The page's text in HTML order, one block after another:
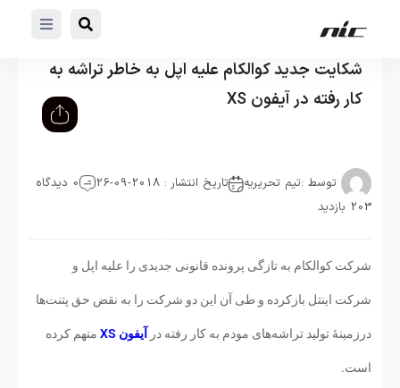
شکایت جدید کوالکام علیه اپل به خاطر تراشه به
کار رفته در آیفون XS
توسط :تیم تحریریه تاریخ انتشار : 2018-09-26
0 دیدگاه
203 بازدید
شرکت کوالکام به تازگی پرونده قانونی جدیدی را علیه اپل و
شرکت اینتل بازکرده و طی آن این دو شرکت را به نقض حق پتنت‌ها
درزمینهٔ تولید تراشه‌های مودم به کار رفته در آیفون XS متهم کرده
است.